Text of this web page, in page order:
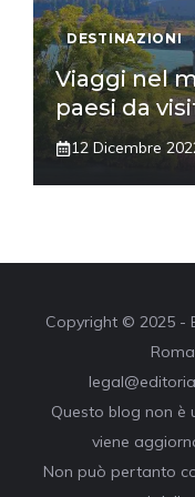
DESTINAZIONI
Viaggi nel
paesi da
12 Dicembre
Copyright © 2025 -
Questo blog non è
viene
Non può pertanto